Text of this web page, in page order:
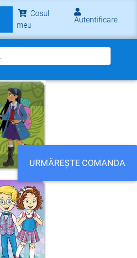
Cosul
meu
Autentificare
URMĂREȘTE COMANDA